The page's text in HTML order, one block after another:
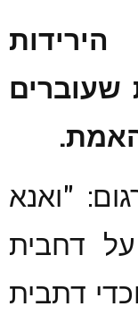
שעוברים
"ואנא
דחבית
דתבית